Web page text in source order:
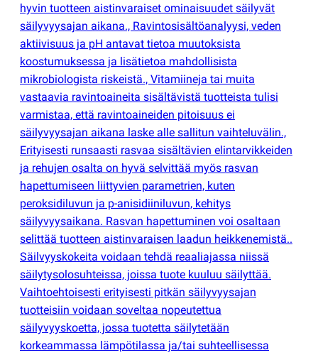
hyvin tuotteen aistinvaraiset ominaisuudet säilyvät
säilyvyysajan aikana., Ravintosisältöanalyysi, veden
aktiivisuus ja pH antavat tietoa muutoksista
koostumuksessa ja lisätietoa mahdollisista
mikrobiologista riskeistä., Vitamiineja tai muita
vastaavia ravintoaineita sisältävistä tuotteista tulisi
varmistaa, että ravintoaineiden pitoisuus ei
säilyvyysajan aikana laske alle sallitun vaihteluvälin.,
Erityisesti runsaasti rasvaa sisältävien elintarvikkeiden
ja rehujen osalta on hyvä selvittää myös rasvan
hapettumiseen liittyvien parametrien, kuten
peroksidiluvun ja p-anisidiiniluvun, kehitys
säilyvyysaikana. Rasvan hapettuminen voi osaltaan
selittää tuotteen aistinvaraisen laadun heikkenemistä..
Säilvyyskokeita voidaan tehdä reaaliajassa niissä
säilytysolosuhteissa, joissa tuote kuuluu säilyttää.
Vaihtoehtoisesti erityisesti pitkän säilyvyysajan
tuotteisiin voidaan soveltaa nopeutettua
säilyvyyskoetta, jossa tuotetta säilytetään
korkeammassa lämpötilassa ja/tai suhteellisessa